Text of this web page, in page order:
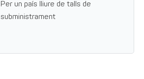
Per un país lliure de talls de
subministrament